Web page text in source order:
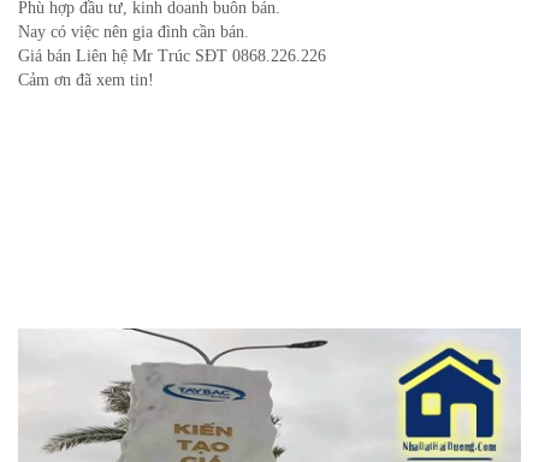
Phù hợp đầu tư, kinh doanh buôn bán.
Nay có việc nên gia đình cần bán.
Giá bán Liên hệ Mr Trúc SĐT 0868.226.226
Cảm ơn đã xem tin!